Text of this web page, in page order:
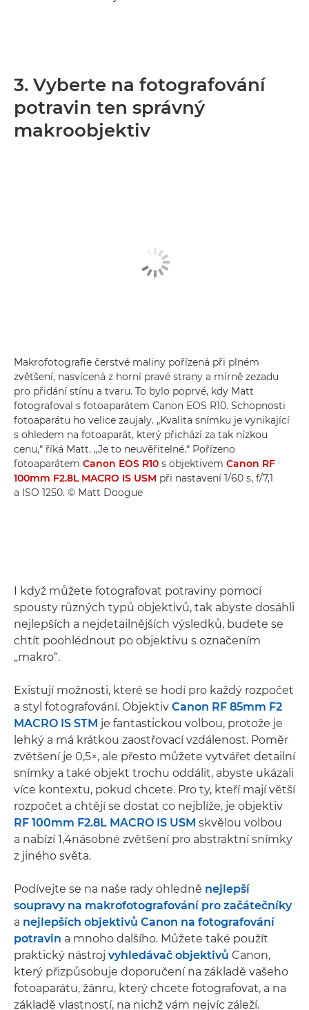
3. Vyberte na fotografování
potravin ten správný
makroobjektiv
Makrofotografie čerstvé maliny pořízená při plném
zvětšení, nasvícená z horní pravé strany a mírně zezadu
pro přidání stínu a tvaru. To bylo poprvé, kdy Matt
fotografoval s fotoaparátem Canon EOS R10. Schopnosti
fotoaparátu ho velice zaujaly. „Kvalita snímku je vynikající
s ohledem na fotoaparát, který přichází za tak nízkou
cenu,“ říká Matt. „Je to neuvěřitelné.“ Pořízeno
fotoaparátem Canon EOS R10 s objektivem Canon RF
100mm F2.8L MACRO IS USM při nastavení 1/60 s, f/7,1
a ISO 1250. © Matt Doogue
I když můžete fotografovat potraviny pomocí
spousty různých typů objektivů, tak abyste dosáhli
nejlepších a nejdetailnějších výsledků, budete se
chtít poohlédnout po objektivu s označením
„makro“.
Existují možnosti, které se hodí pro každý rozpočet
a styl fotografování. Objektiv Canon RF 85mm F2
MACRO IS STM je fantastickou volbou, protože je
lehký a má krátkou zaostřovací vzdálenost. Poměr
zvětšení je 0,5×, ale přesto můžete vytvářet detailní
snímky a také objekt trochu oddálit, abyste ukázali
více kontextu, pokud chcete. Pro ty, kteří mají větší
rozpočet a chtějí se dostat co nejblíže, je objektiv
RF 100mm F2.8L MACRO IS USM skvělou volbou
a nabízí 1,4násobné zvětšení pro abstraktní snímky
z jiného světa.
Podívejte se na naše rady ohledně nejlepší
soupravy na makrofotografování pro začátečníky
a nejlepších objektivů Canon na fotografování
potravin a mnoho dalšího. Můžete také použít
praktický nástroj vyhledávač objektivů Canon,
který přizpůsobuje doporučení na základě vašeho
fotoaparátu, žánru, který chcete fotografovat, a na
základě vlastností, na nichž vám nejvíc záleží.